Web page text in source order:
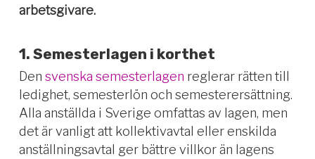
arbetsgivare.
1. Semesterlagen i korthet
Den svenska semesterlagen reglerar rätten till
ledighet, semesterlön och semesterersättning.
Alla anställda i Sverige omfattas av lagen, men
det är vanligt att kollektivavtal eller enskilda
anställningsavtal ger bättre villkor än lagens